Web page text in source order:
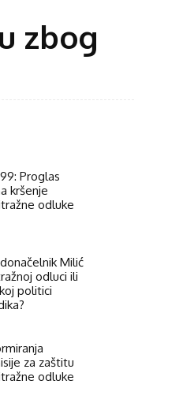
zbog
Proglas
kršenje
odluke
Milić
odluci ili
politici
za zaštitu
odluke